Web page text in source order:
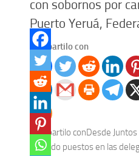
con sobornos por
Puerto Yeruá,
Compartilo con
Compartilo conDesde
ofrecido puestos en las